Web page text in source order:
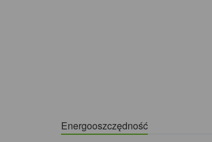
Energooszczędność